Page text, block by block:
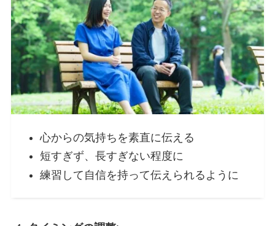
心からの気持ちを素直に伝える
短すぎず、長すぎない程度に
練習して自信を持って伝えられるように